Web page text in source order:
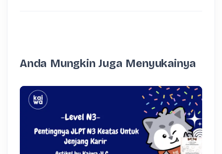
Anda Mungkin Juga Menyukainya